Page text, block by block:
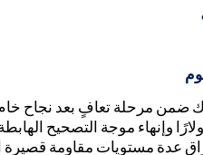
ضمن مرحلة تعافٍ بعد
وإنهاء موجة التصحيح
عدة مستويات مقاومة